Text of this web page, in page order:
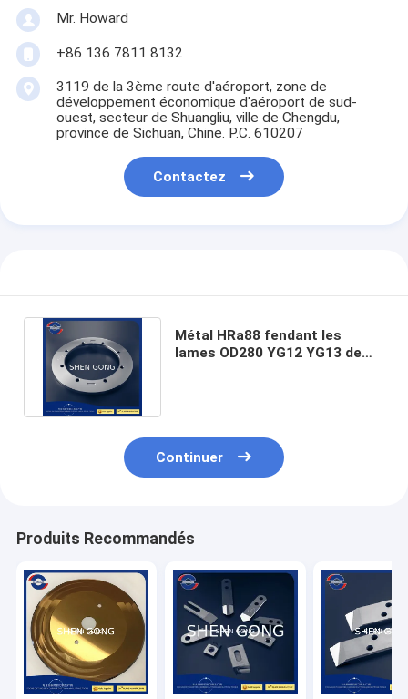
Mr. Howard
+86 136 7811 8132
3119 de la 3ème route d'aéroport, zone de
développement économique d'aéroport de sud-
ouest, secteur de Shuangliu, ville de Chengdu,
province de Sichuan, Chine. P.C. 610207
Contactez
Métal HRa88 fendant les
lames OD280 YG12 YG13 de
Continuer
Produits Recommandés